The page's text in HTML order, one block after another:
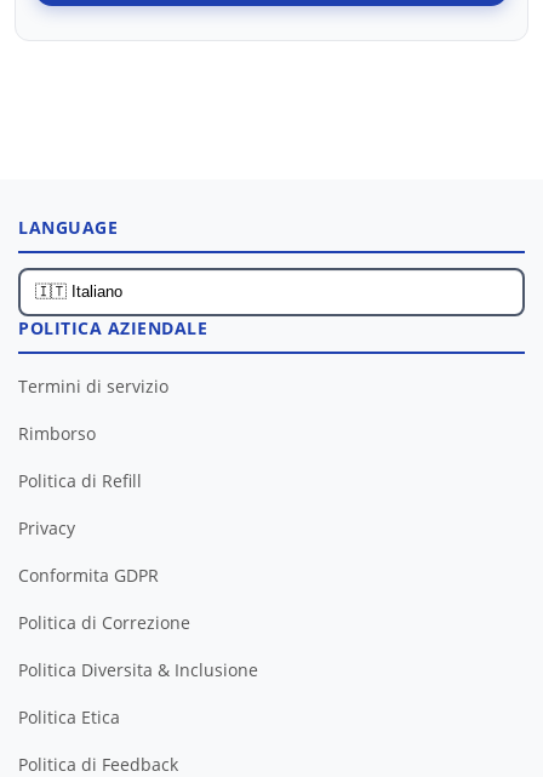
LANGUAGE
POLITICA AZIENDALE
Termini di servizio
Rimborso
Politica di Refill
Privacy
Conformita GDPR
Politica di Correzione
Politica Diversita & Inclusione
Politica Etica
Politica di Feedback